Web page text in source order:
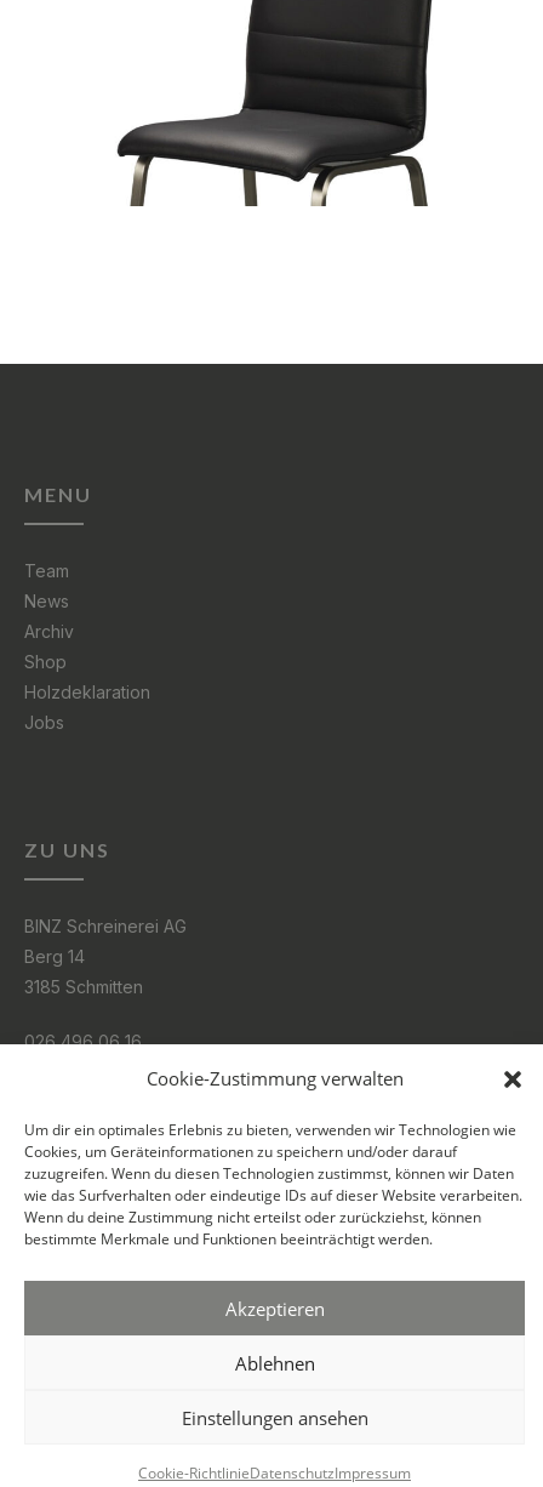
Cookie-Zustimmung verwalten
Um dir ein optimales Erlebnis zu bieten, verwenden wir Technologien wie
Cookies, um Geräteinformationen zu speichern und/oder darauf
zuzugreifen. Wenn du diesen Technologien zustimmst, können wir Daten
wie das Surfverhalten oder eindeutige IDs auf dieser Website verarbeiten.
Wenn du deine Zustimmung nicht erteilst oder zurückziehst, können
bestimmte Merkmale und Funktionen beeinträchtigt werden.
Akzeptieren
Ablehnen
Einstellungen ansehen
Cookie-RichtlinieDatenschutzImpressum
MENU
Team
News
Archiv
Shop
Holzdeklaration
Jobs
ZU UNS
BINZ Schreinerei AG
Berg 14
3185 Schmitten
026 496 06 16
SOCIAL
Datenschutz
Impressum Cookie Richtlinie